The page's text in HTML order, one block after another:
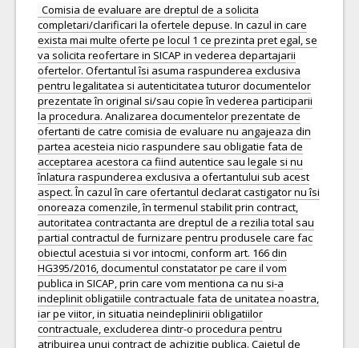
Comisia de evaluare are dreptul de a solicita
completari/clarificari la ofertele depuse. In cazul in care
exista mai multe oferte pe locul 1 ce prezinta pret egal, se
va solicita reofertare in SICAP in vederea departajarii
ofertelor. Ofertantul îsi asuma raspunderea exclusiva
pentru legalitatea si autenticitatea tuturor documentelor
prezentate în original si/sau copie în vederea participarii
la procedura. Analizarea documentelor prezentate de
ofertanti de catre comisia de evaluare nu angajeaza din
partea acesteia nicio raspundere sau obligatie fata de
acceptarea acestora ca fiind autentice sau legale si nu
înlatura raspunderea exclusiva a ofertantului sub acest
aspect. În cazul în care ofertantul declarat castigator nu îsi
onoreaza comenzile, în termenul stabilit prin contract,
autoritatea contractanta are dreptul de a rezilia total sau
partial contractul de furnizare pentru produsele care fac
obiectul acestuia si vor intocmi, conform art. 166 din
HG395/2016, documentul constatator pe care il vom
publica in SICAP, prin care vom mentiona ca nu si-a
indeplinit obligatiile contractuale fata de unitatea noastra,
iar pe viitor, in situatia neindeplinirii obligatiilor
contractuale, excluderea dintr-o procedura pentru
atribuirea unui contract de achizitie publica. Caietul de